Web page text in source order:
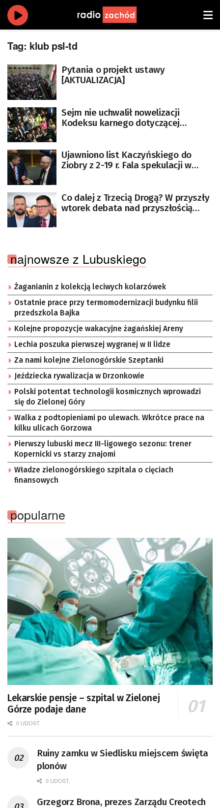
Tag: klub psl-td
Pytania o projekt ustawy
[AKTUALIZACJA]
Sejm nie uchwalił nowelizacji
Kodeksu karnego dotyczącej
Ujawniono list Kaczyńskiego do
Ziobry z 2-19 r. Fala spekulacji w
Co dalej z Trzecią Drogą? W przyszły
wtorek debata nad przyszłością
najnowsze z Lubuskiego
Żaganianin z kolekcją leciwych kolarzówek
Ostatnie prace przy termomodernizacji budynku filii
przedszkola Bajka
Kolejne propozycje wakacyjne żagańskiej Areny
Lechia poszuka pierwszej wygranej w II lidze
Za nami kolejne Zielonogórskie Szeptanki
Jeździecka rywalizacja w Drzonkowie
Polski potentat technologii kosmicznych wprowadzi
się do Zielonej Góry
Walka z podtopieniami po ulewach. Wkrótce prace na
kilku ulicach Gorzowa
Pierwszy lubuski mecz III-ligowego sezonu: trener
Kopernicki vs starzy znajomi
Władze zielonogórskiego szpitala o cięciach
finansowych
popularne
Lekarskie pensje – szpital w Zielonej
Górze podaje dane
0 UDOST.
Ruiny zamku w Siedlisku miejscem święta
plonów
0 UDOST.
Grzegorz Brona, prezes Zarządu Creotech